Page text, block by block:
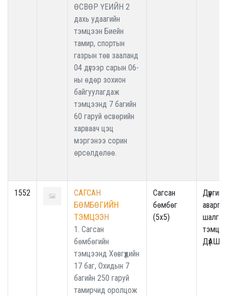
ӨСВӨР ҮЕИЙН 2
дахь удаагийн
тэмцээн Биейн
тамир, спортын
газрын төв зааланд
04 дүгээр сарын 06-
ны өдөр зохион
байгуулагдаж
тэмцээнд 7 багийн
60 гаруй өсвөрийн
харваач цэц
мэргэнээ сорин
өрсөлдөлөө.
1552
САГСАН
БӨМБӨГИЙН
ТЭМЦЭЭН
1. Сагсан
бөмбөгийн
тэмцээнд Хөвгүүдийн
17 баг, Охидын 7
багийн 250 гаруй
тамирчид оролцож
Сагсан
бөмбөг
(5x5)
Дүүргийн
аварга
ДүАШТ